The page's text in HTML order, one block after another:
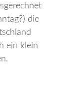
die
ein klein